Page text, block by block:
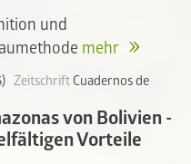
und
mehr
Zeitschrift Cuadernos de
von Bolivien -
Vorteile